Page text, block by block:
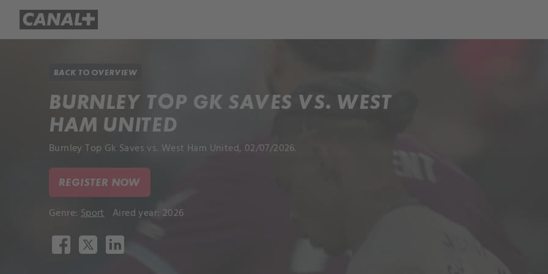
BACK TO OVERVIEW
BURNLEY TOP GK SAVES VS. WEST
HAM UNITED
Burnley Top Gk Saves vs. West Ham United, 02/07/2026.
REGISTER NOW
Genre: Sport Aired year: 2026